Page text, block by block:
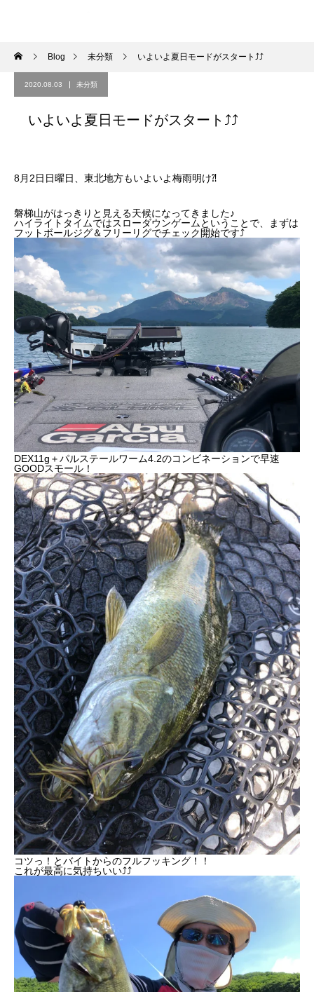
Blog 未分類 いよいよ夏日モードがスタート⤴︎⤴︎
2020.08.03 未分類
いよいよ夏日モードがスタート⤴︎⤴︎
8月2日日曜日、東北地方もいよいよ梅雨明け⁈
磐梯山がはっきりと見える天候になってきました♪
ハイライトタイムではスローダウンゲームということで、まずは
フットボールジグ＆フリーリグでチェック開始です⤴︎
DEX11g＋パルステールワーム4.2のコンビネーションで早速
GOODスモール！
コツっ！とバイトからのフルフッキング！！
これが最高に気持ちいい⤴︎⤴︎